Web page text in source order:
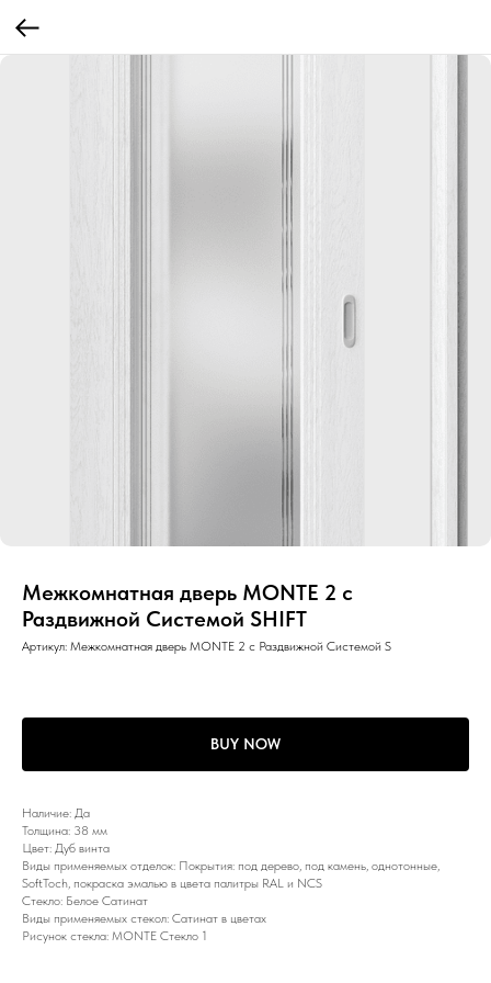
Межкомнатная дверь MONTE 2 с
Раздвижной Системой SHIFT
Артикул: Межкомнатная дверь MONTE 2 с Раздвижной Системой S
BUY NOW
Наличие: Да
Толщина: 38 мм
Цвет: Дуб винта
Виды применяемых отделок: Покрытия: под дерево, под камень, однотонные,
SoftToch, покраска эмалью в цвета палитры RAL и NCS
Стекло: Белое Сатинат
Виды применяемых стекол: Сатинат в цветах
Рисунок стекла: MONTE Стекло 1